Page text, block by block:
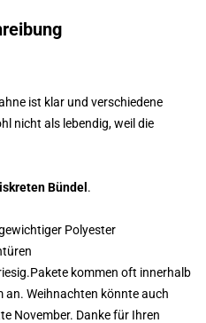
ist klar und verschiedene
nicht als lebendig, weil die
Bündel .
Polyester
Pakete kommen oft innerhalb
Weihnachten könnte auch
November. Danke für Ihren